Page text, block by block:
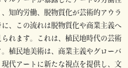
知的労働、脱物質化が芸術的アウラ
、この流れは脱物質化や商業主義へ
れます。これは、植⺠地時代の芸術
植⺠地美術は、商業主義やグローバ
代アートに新たな視点を提供し、文